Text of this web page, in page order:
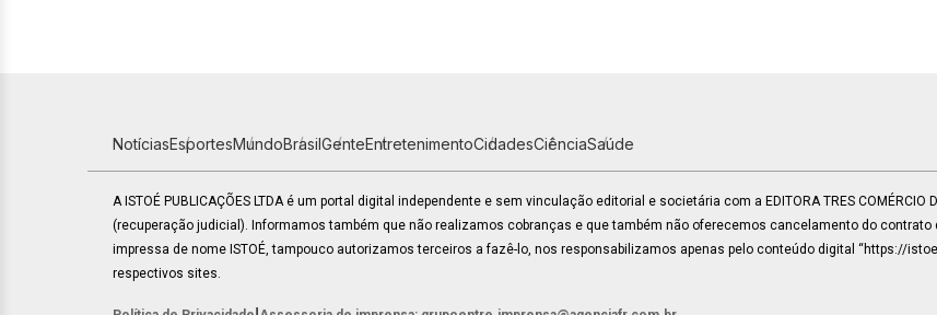
NotíciasEsportesMundoBrasilGenteEntretenimentoCidadesCiênciaSaúde
A ISTOÉ PUBLICAÇÕES LTDA é um portal digital independente e sem vinculação editorial e societária com a EDITORA TRES COMÉRCIO
(recuperação judicial). Informamos também que não realizamos cobranças e que também não oferecemos cancelamento do contrato
impressa de nome ISTOÉ, tampouco autorizamos terceiros a fazê-lo, nos responsabilizamos apenas pelo conteúdo digital “https://
respectivos sites.